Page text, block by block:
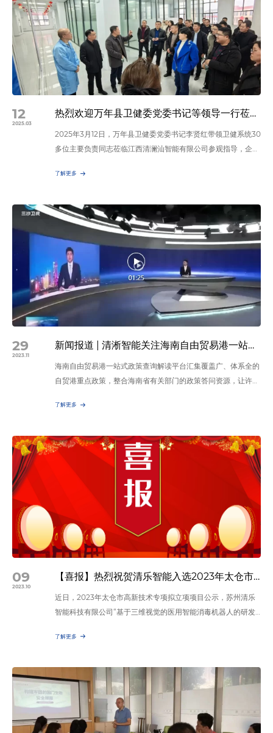
加…
12
2025.03
热烈欢迎万年县卫健委党委书记等领导一行莅临江西清澜汕参观指导！
2025年3月12日，万年县卫健委党委书记李贤红带领卫健系统30
多位主要负责同志莅临江西清澜汕智能有限公司参观指导，企业
领各位领导参观了江西清澜汕的展厅，详细介绍了公司的知识产
研发投入，提升产品质量和技术水平，积极培育发展新质生产
力，以更好地满足市场需求，推动公司实现更高的发展目标。销
售…
了解更多
29
2023.11
新闻报道 | 清淅智能关注海南自由贸易港一站式政策查询解读平台，将进一步加深在琼布局
海南自由贸易港一站式政策查询解读平台汇集覆盖广、体系全的
自贸港重点政策，整合海南省有关部门的政策答问资源，让许多
https://mp.weixin.qq.com/s/MIP7ilUmvmK_8uj8Lpkk-w
部需求进行梳理整理，然后主动的在平台进行查找，未来我们会
逐步在海南先从办事处再…
了解更多
09
2023.10
【喜报】热烈祝贺清乐智能入选2023年太仓市高新技术专项立项
近日，2023年太仓市高新技术专项拟立项项目公示，苏州清乐
智能科技有限公司“基于三维视觉的医用智能消毒机器人的研发”
知识产权的重大创新性技术为目标，加快解决我市相关产业“卡
控现代产业体系提供科技支撑。 通过此次立项，清乐智能实现
了医用智能消毒机器人领域的关键技术突破。这是对公司在技
了解更多